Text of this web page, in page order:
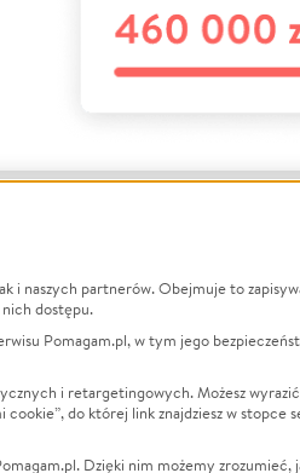
Zbieraj na
Leczenie
Zwierzęta
Pożar
i naszych partnerów. Obejmuje to
dostępu.
Pomagam.pl, w tym jego
i retargetingowych. Możesz
do której link znajdziesz w stopce
Dzięki nim możemy zrozumieć,